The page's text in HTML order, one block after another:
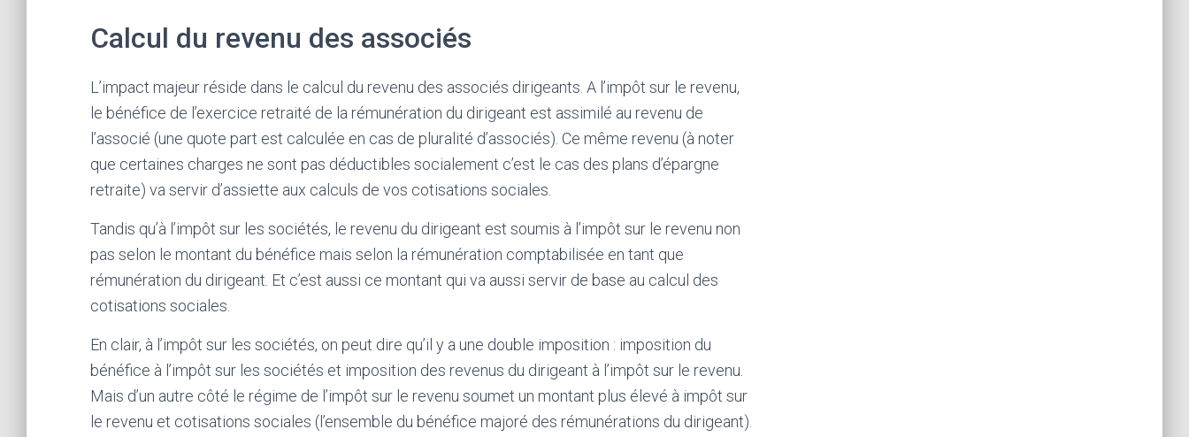
Calcul du revenu des associés
L’impact majeur réside dans le calcul du revenu des associés dirigeants. A l’impôt sur le revenu,
le bénéfice de l’exercice retraité de la rémunération du dirigeant est assimilé au revenu de
l’associé (une quote part est calculée en cas de pluralité d’associés). Ce même revenu (à noter
que certaines charges ne sont pas déductibles socialement c’est le cas des plans d’épargne
retraite) va servir d’assiette aux calculs de vos cotisations sociales.
Tandis qu’à l’impôt sur les sociétés, le revenu du dirigeant est soumis à l’impôt sur le revenu non
pas selon le montant du bénéfice mais selon la rémunération comptabilisée en tant que
rémunération du dirigeant. Et c’est aussi ce montant qui va aussi servir de base au calcul des
cotisations sociales.
En clair, à l’impôt sur les sociétés, on peut dire qu’il y a une double imposition : imposition du
bénéfice à l’impôt sur les sociétés et imposition des revenus du dirigeant à l’impôt sur le revenu.
Mais d’un autre côté le régime de l’impôt sur le revenu soumet un montant plus élevé à impôt sur
le revenu et cotisations sociales (l’ensemble du bénéfice majoré des rémunérations du dirigeant).